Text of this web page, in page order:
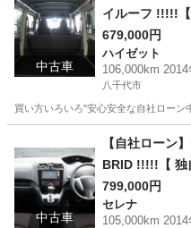
中古車
イルーフ !!!!!【
679,000円
ハイゼット
106,000km 2014
八千代市
買い方いろいろ"安心安全な自社ロー
ハイゼット
中古車
【自社ローン
BRID !!!!!【 独
799,000円
セレナ
105,000km 2014